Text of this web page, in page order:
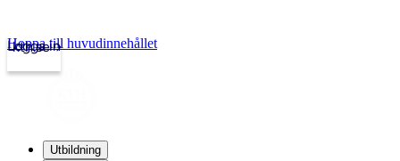
kth.se
Logga in
Hoppa till huvudinnehållet
Utbildning